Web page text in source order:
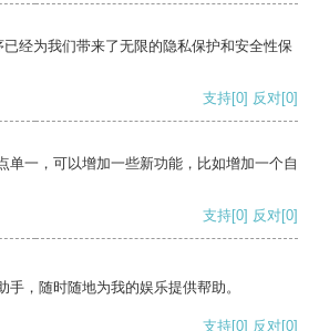
经为我们带来了无限的隐私保护和安全性保
支持[0] 反对[0]
单一，可以增加一些新功能，比如增加一个自
支持[0] 反对[0]
手，随时随地为我的娱乐提供帮助。
支持[0] 反对[0]